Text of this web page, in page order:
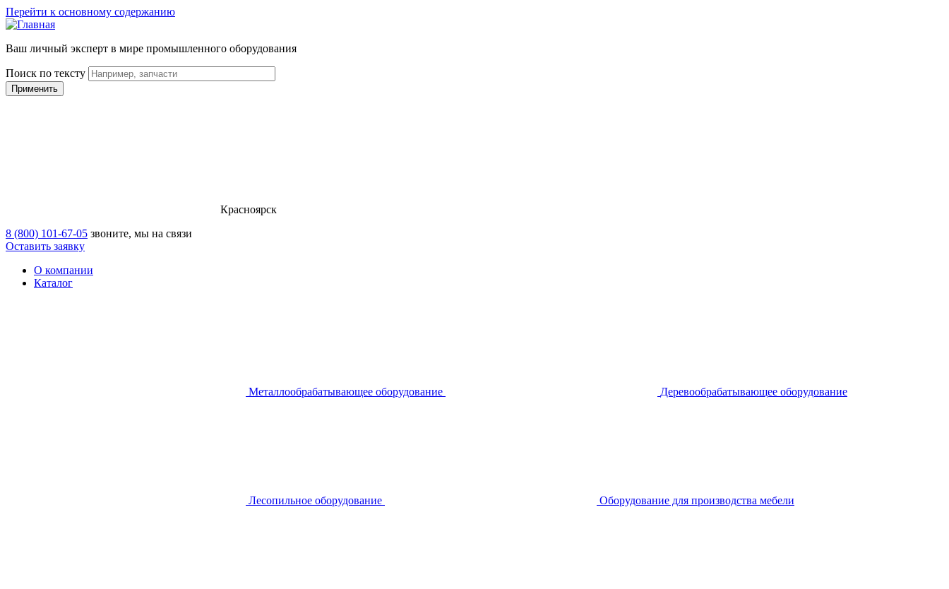
Перейти к основному содержанию
Ваш личный эксперт в мире промышленного оборудования
Поиск по тексту
Красноярск
8 (800) 101-67-05 звоните, мы на связи
Оставить заявку
О компании
Каталог
Металлообрабатывающее оборудование Деревообрабатывающее оборудование
Лесопильное оборудование Оборудование для производства мебели